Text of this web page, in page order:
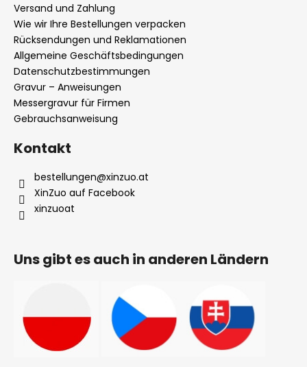
r
L
i
Versand und Zahlung
Wie wir Ihre Bestellungen verpacken
Rücksendungen und Reklamationen
Allgemeine Geschäftsbedingungen
Datenschutzbestimmungen
Gravur – Anweisungen
Messergravur für Firmen
Gebrauchsanweisung
Kontakt
bestellungen@xinzuo.at
XinZuo auf Facebook
xinzuoat
Uns gibt es auch in anderen Ländern